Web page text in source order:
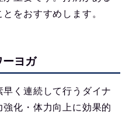
をおすすめします。
ーヨガ
く連続して行うダイナ
強化・体力向上に効果的